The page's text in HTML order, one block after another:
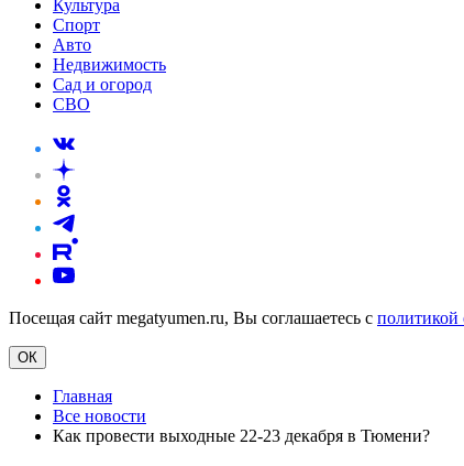
Культура
Спорт
Авто
Недвижимость
Сад и огород
СВО
Посещая сайт megatyumen.ru, Вы соглашаетесь с политикой
ОК
Главная
Все новости
Как провести выходные 22-23 декабря в Тюмени?